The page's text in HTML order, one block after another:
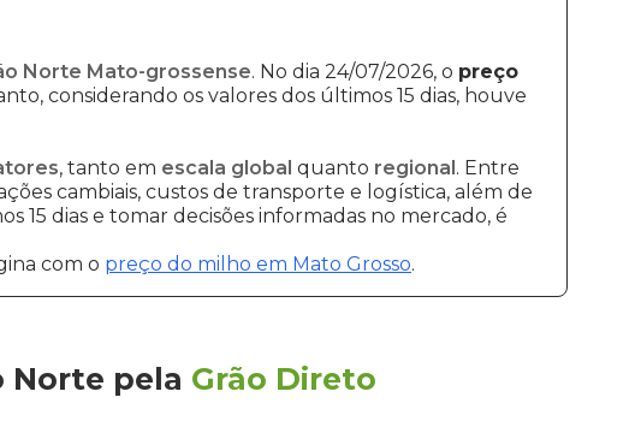
Norte Mato-grossense. No dia 24/07/2026, o preço
considerando os valores dos últimos 15 dias, houve
, tanto em escala global quanto regional. Entre
cambiais, custos de transporte e logística, além de
15 dias e tomar decisões informadas no mercado, é
com o preço do milho em Mato Grosso.
Norte pela Grão Direto